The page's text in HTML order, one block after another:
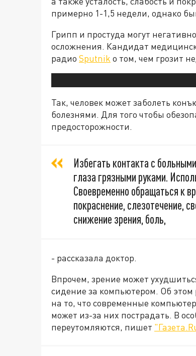
примерно 1-1,5 недели, однако
Грипп и простуда могут
осложнения. Кандидат
радио Sputnik о том, чем грозит
Так, человек может заболеть
болезнями. Для того чтобы
предосторожности.
Избегать контакта с
глаза грязными руками.
Своевременно обращаться к
покраснение, слезотечение,
снижение зрения, боль,
- рассказала доктор.
Впрочем, зрение может
сидение за компьютером. Об этом
на то, что современные
может из-за них пострадать. В
переутомляются, пишет